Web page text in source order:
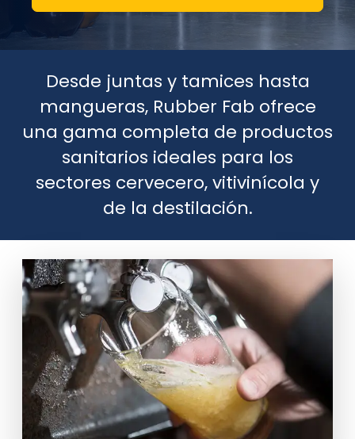
Desde juntas y tamices hasta
mangueras, Rubber Fab ofrece
una gama completa de productos
sanitarios ideales para los
sectores cervecero, vitivinícola y
de la destilación.